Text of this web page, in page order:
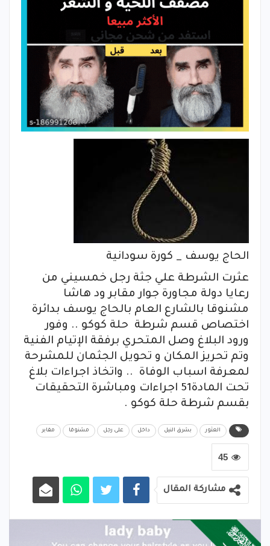
الحاج يوسف _ كورة سودانية
عثرت الشرطة علي جثة رجل خمسيني من
رعايا دولة مجاورة جوار مقابر ود هاشا
مشنوقا بالشارع العام بالحاج يوسف بدائرة
اختصاص قسم شرطة حلة كوكو .. وفور
ورود البلاغ وصل المتحري برفقة الإتيام الفنية
وتم تحريز المكان و تحويل الجثمان للمشرحة
لمعرفة اسباب الوفاة .. واتخاذ اجراءات بلاغ
تحت المادة51 اجراءات ومباشرة التحقيقات
بقسم شرطة حلة كوكو .
العثور بشرق النيل داخل على رجل مشنوقا مقابر
45
مشاركة المقال